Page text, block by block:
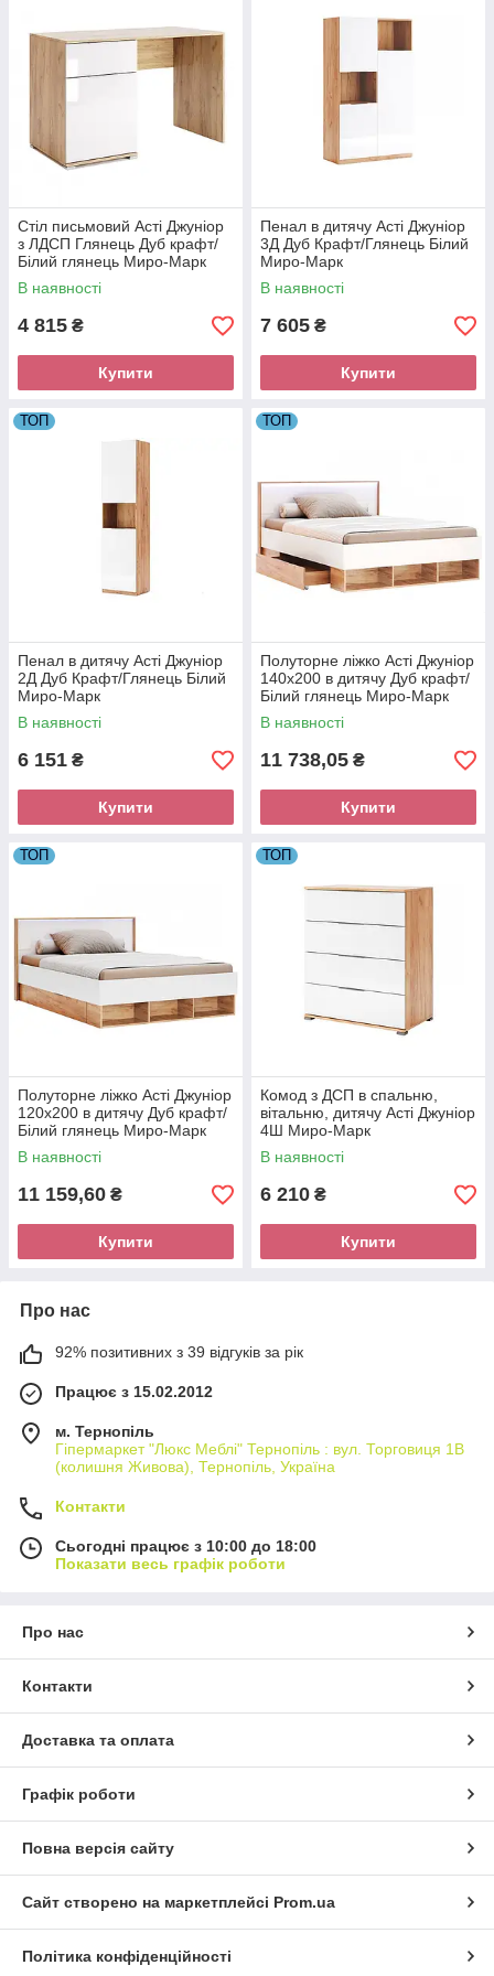
підвищеної міцності телескопічні направляючі повного
висуву; Завіса підвищеної міцності
Стіл письмовий Асті Джуніор
з ЛДСП Глянець Дуб крафт/
Білий глянець Миро-Марк
В наявності
4 815 ₴
Купити
Пенал в дитячу Асті Джуніор
3Д Дуб Крафт/Глянець Білий
Миро-Марк
В наявності
7 605 ₴
Купити
ТОП
Пенал в дитячу Асті Джуніор
2Д Дуб Крафт/Глянець Білий
Миро-Марк
В наявності
6 151 ₴
Купити
ТОП
Полуторне ліжко Асті Джуніор
140х200 в дитячу Дуб крафт/
Білий глянець Миро-Марк
В наявності
11 738,05 ₴
Купити
ТОП
Полуторне ліжко Асті Джуніор
120х200 в дитячу Дуб крафт/
Білий глянець Миро-Марк
В наявності
11 159,60 ₴
Купити
ТОП
Комод з ДСП в спальню,
вітальню, дитячу Асті Джуніор
4Ш Миро-Марк
В наявності
6 210 ₴
Купити
Про нас
92% позитивних з 39 відгуків за рік
Працює з 15.02.2012
м. Тернопіль
Гіпермаркет "Люкс Меблі" Тернопіль : вул. Торговиця 1В
(колишня Живова), Тернопіль, Україна
Контакти
Сьогодні працює з 10:00 до 18:00
Показати весь графік роботи
Про нас
Контакти
Доставка та оплата
Графік роботи
Повна версія сайту
Сайт створено на маркетплейсі Prom.ua
Політика конфіденційності